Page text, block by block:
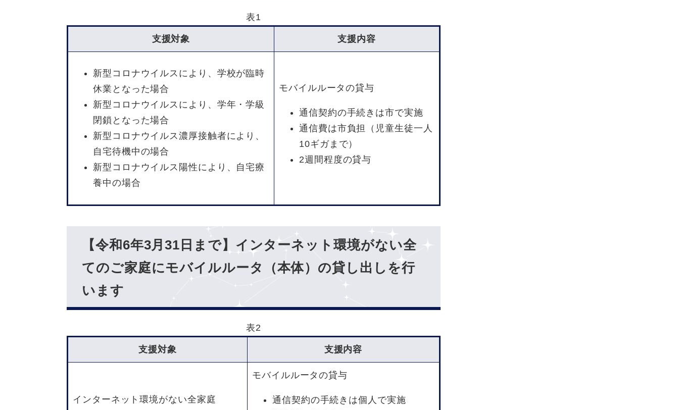
表1
支援対象 支援内容
新型コロナウイルスにより、学校が臨時
休業となった場合
新型コロナウイルスにより、学年・学級
閉鎖となった場合
新型コロナウイルス濃厚接触者により、
自宅待機中の場合
新型コロナウイルス陽性により、自宅療
養中の場合
モバイルルータの貸与
通信契約の手続きは市で実施
通信費は市負担（児童生徒一人
10ギガまで）
2週間程度の貸与
【令和6年3月31日まで】インターネット環境がない全
てのご家庭にモバイルルータ（本体）の貸し出しを行
います
表2
支援対象 支援内容
インターネット環境がない全家庭
モバイルルータの貸与
通信契約の手続きは個人で実施